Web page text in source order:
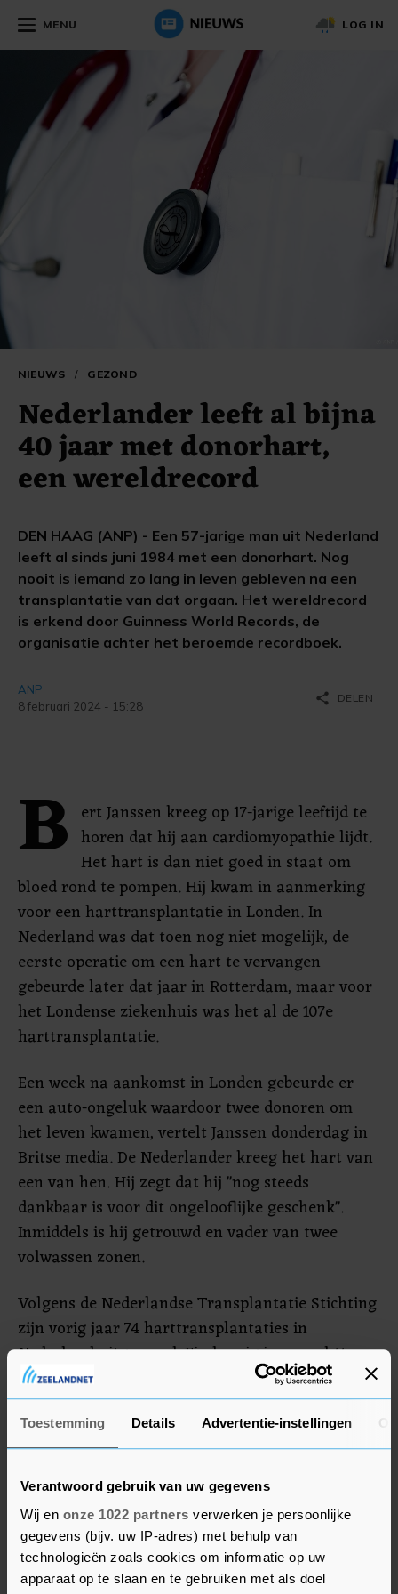
Toestemming Details Advertentie-instellingen
Verantwoord gebruik van uw gegevens
Wij en onze 1022 partners verwerken je persoonlijke
gegevens (bijv. uw IP-adres) met behulp van
technologieën zoals cookies om informatie op uw
apparaat op te slaan en te gebruiken met als doel
MENU LOG IN
NIEUWS / GEZOND
Nederlander leeft al bijna
40 jaar met donorhart,
een wereldrecord
DEN HAAG (ANP) - Een 57-jarige man uit Nederland
leeft al sinds juni 1984 met een donorhart. Nog
nooit is iemand zo lang in leven gebleven na een
transplantatie van dat orgaan. Het wereldrecord
is erkend door Guinness World Records, de
organisatie achter het beroemde recordboek.
ANP
8 februari 2024 - 15:28
share DELEN
B ert Janssen kreeg op 17-jarige leeftijd te
horen dat hij aan cardiomyopathie lijdt.
Het hart is dan niet goed in staat om
bloed rond te pompen. Hij kwam in aanmerking
voor een harttransplantatie in Londen. In
Nederland was dat toen nog niet mogelijk, de
eerste operatie om een hart te vervangen
gebeurde later dat jaar in Rotterdam, maar voor
het Londense ziekenhuis was het al de 107e
harttransplantatie.
Een week na aankomst in Londen gebeurde er
een auto-ongeluk waardoor twee donoren om
het leven kwamen, vertelt Janssen donderdag in
Britse media. De Nederlander kreeg het hart van
een van hen. Hij zegt dat hij "nog steeds
dankbaar is voor dit ongelooflijke geschenk".
Inmiddels is hij getrouwd en vader van twee
volwassen zonen.
Volgens de Nederlandse Transplantatie Stichting
zijn vorig jaar 74 harttransplantaties in
Nederland uitgevoerd. Eind vorig jaar wachtten
149 mensen op een nieuw hart. De wachtlijst is
gedaald. Dat komt voor een deel doordat mensen
een nieuw hart hebben gekregen en niet meer
hoeven te wachten, maar voor een deel ook
doordat mensen zijn overleden tijdens het
wachten of doordat hun toestand te slecht is
geworden om nog in aanmerking te komen voor
transplantatie.